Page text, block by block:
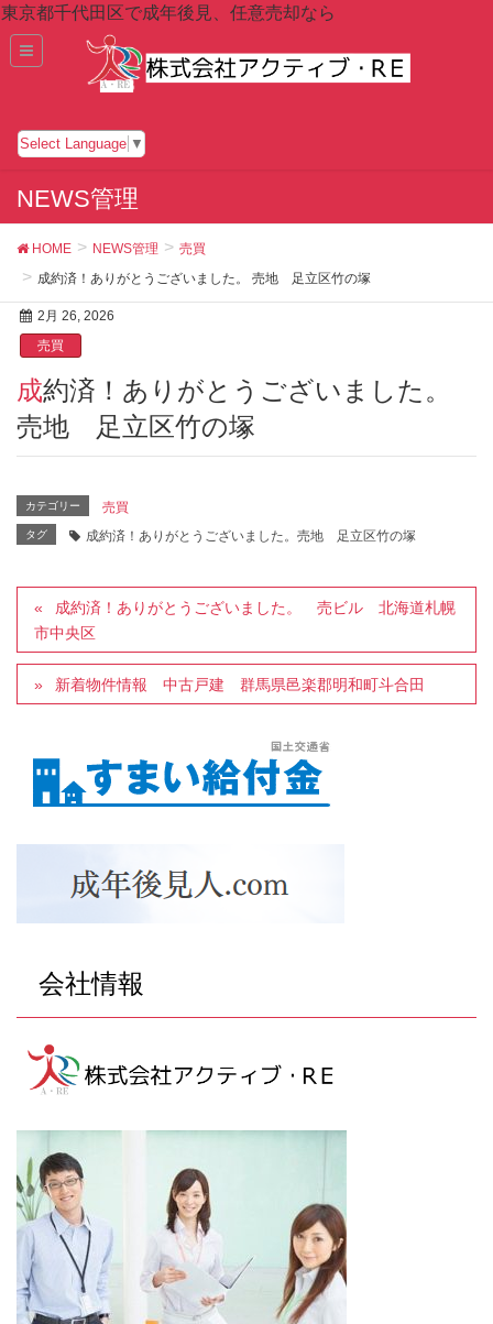
東京都千代田区で成年後見、任意売却なら
Select Language ▼
NEWS管理
HOME NEWS管理
売買
成約済！ありがとうございました。 売地 足立区竹の塚
2月 26, 2026
売買
成約済！ありがとうございました。
売地 足立区竹の塚
カテゴリー 売買
タグ 成約済！ありがとうございました。売地 足立区竹の塚
成約済！ありがとうございました。 売ビル 北海道札幌
市中央区
新着物件情報 中古戸建 群馬県邑楽郡明和町斗合田
会社情報